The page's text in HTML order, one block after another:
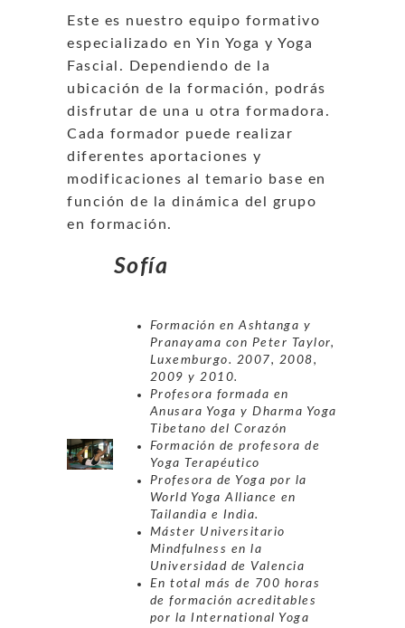
Este es nuestro equipo formativo
especializado en Yin Yoga y Yoga
Fascial. Dependiendo de la
ubicación de la formación, podrás
disfrutar de una u otra formadora.
Cada formador puede realizar
diferentes aportaciones y
modificaciones al temario base en
función de la dinámica del grupo
en formación.
Sofía
Formación en Ashtanga y
Pranayama con Peter Taylor,
Luxemburgo. 2007, 2008,
2009 y 2010.
Profesora formada en
Anusara Yoga y Dharma Yoga
Tibetano del Corazón
Formación de profesora de
Yoga Terapéutico
Profesora de Yoga por la
World Yoga Alliance en
Tailandia e India.
Máster Universitario
Mindfulness en la
Universidad de Valencia
En total más de 700 horas
de formación acreditables
por la International Yoga